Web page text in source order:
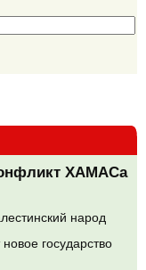
ХАМАСа
народ
государство